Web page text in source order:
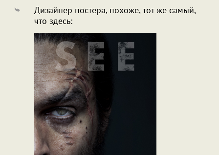
Дизайнер постера, похоже, тот же самый,
что здесь: